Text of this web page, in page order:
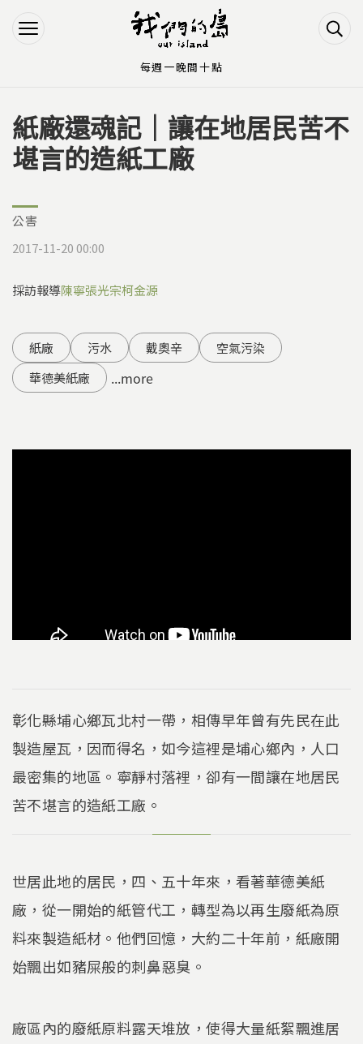
Jump to Navigation
Jump to Main content
您在這裡
紙廠還魂記｜讓在地居民苦不
堪言的造紙工廠
公害
2017-11-20 00:00
採訪報導陳寧張光宗柯金源
紙廠 污水 戴奧辛
空氣污染
華德美紙廠
...more
彰化縣埔心鄉瓦北村一帶，相傳早年曾有先民在此
製造屋瓦，因而得名，如今這裡是埔心鄉內，人口
最密集的地區。寧靜村落裡，卻有一間讓在地居民
苦不堪言的造紙工廠。
世居此地的居民，四、五十年來，看著華德美紙
廠，從一開始的紙管代工，轉型為以再生廢紙為原
料來製造紙材。他們回憶，大約二十年前，紙廠開
始飄出如豬屎般的刺鼻惡臭。
廠區內的廢紙原料露天堆放，使得大量紙絮飄進居
每週一晚間十點